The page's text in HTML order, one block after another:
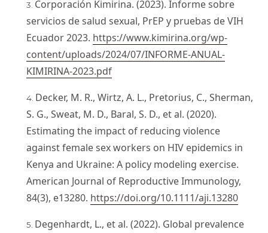
Corporación Kimirina. (2023). Informe sobre
servicios de salud sexual, PrEP y pruebas de VIH
Ecuador 2023. https://www.kimirina.org/wp-
content/uploads/2024/07/INFORME-ANUAL-
KIMIRINA-2023.pdf
Decker, M. R., Wirtz, A. L., Pretorius, C., Sherman,
S. G., Sweat, M. D., Baral, S. D., et al. (2020).
Estimating the impact of reducing violence
against female sex workers on HIV epidemics in
Kenya and Ukraine: A policy modeling exercise.
American Journal of Reproductive Immunology,
84(3), e13280. https://doi.org/10.1111/aji.13280
Degenhardt, L., et al. (2022). Global prevalence